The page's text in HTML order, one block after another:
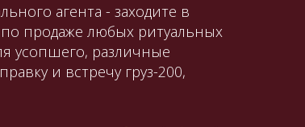
агента - заходите в
продаже любых ритуальных
усопшего, различные
и встречу груз-200,